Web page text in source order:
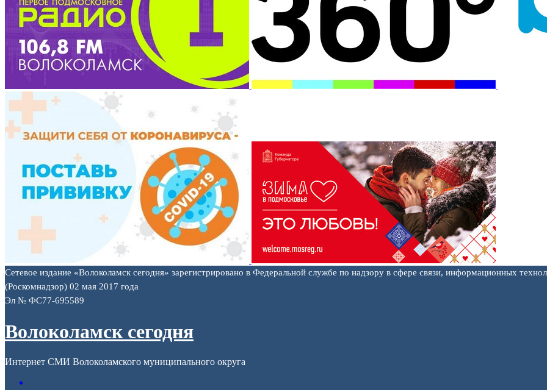
Сетевое издание «Волоколамск сегодня» зарегистрировано в Федеральной службе по надзору в сфере связи, информационных
(Роскомнадзор) 02 мая 2017 года
Эл № ФС77-695589
Волоколамск сегодня
Интернет СМИ Волоколамского муниципального округа